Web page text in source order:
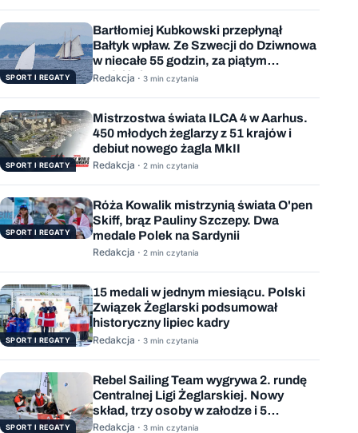
SPORT I REGATY
Bartłomiej Kubkowski przepłynął
Bałtyk wpław. Ze Szwecji do Dziwnowa
w niecałe 55 godzin, za piątym
podejściem
Redakcja · 3 min czytania
SPORT I REGATY
Mistrzostwa świata ILCA 4 w Aarhus.
450 młodych żeglarzy z 51 krajów i
debiut nowego żagla MkII
Redakcja · 2 min czytania
SPORT I REGATY
Róża Kowalik mistrzynią świata O'pen
Skiff, brąz Pauliny Szczepy. Dwa
medale Polek na Sardynii
Redakcja · 2 min czytania
SPORT I REGATY
15 medali w jednym miesiącu. Polski
Związek Żeglarski podsumował
historyczny lipiec kadry
Redakcja · 3 min czytania
SPORT I REGATY
Rebel Sailing Team wygrywa 2. rundę
Centralnej Ligi Żeglarskiej. Nowy
skład, trzy osoby w załodze i 5
wygranych wyścigów
Redakcja · 3 min czytania